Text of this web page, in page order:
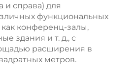
и справа) для
функциональных
конференц-залы,
здания и т. д., с
расширения в
метров.